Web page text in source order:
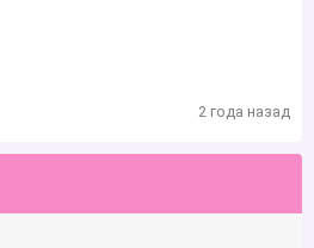
2 года назад